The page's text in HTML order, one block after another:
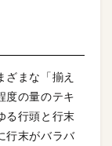
まな「揃え
度の量のテキ
る行頭と行末
行末がバラバ